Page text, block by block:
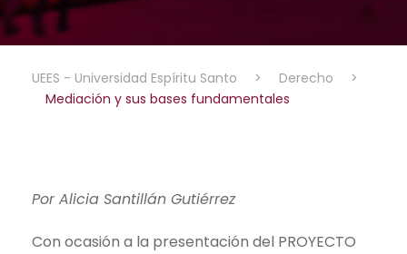
UEES - Universidad Espíritu Santo > Derecho
>
Mediación y sus bases fundamentales
Por Alicia Santillán Gutiérrez
Con ocasión a la presentación del PROYECTO